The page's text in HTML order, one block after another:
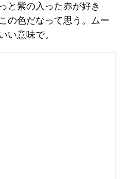
と紫の入った赤が好き
の色だなって思う。ムー
い意味で。